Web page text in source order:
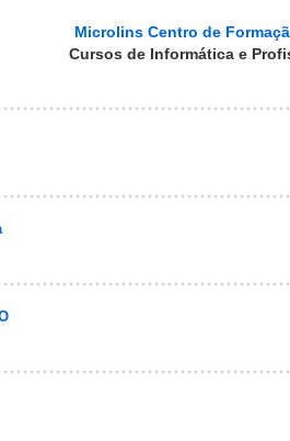
Microlins Centro de
Cursos de Informática e